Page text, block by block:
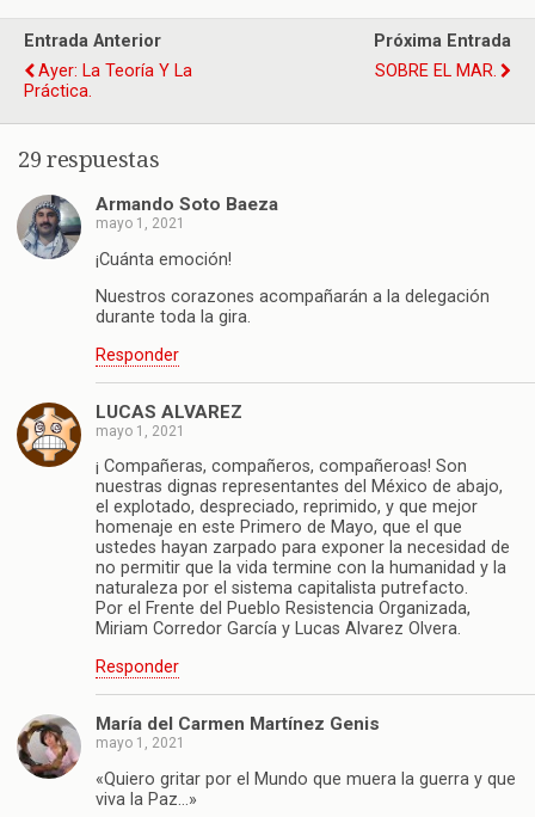
Entrada Anterior
Ayer: La Teoría Y La
Práctica.
Próxima Entrada
SOBRE EL MAR.
29 respuestas
Armando Soto Baeza
mayo 1, 2021
¡Cuánta emoción!
Nuestros corazones acompañarán a la delegación
durante toda la gira.
Responder
LUCAS ALVAREZ
mayo 1, 2021
¡ Compañeras, compañeros, compañeroas! Son
nuestras dignas representantes del México de abajo,
el explotado, despreciado, reprimido, y que mejor
homenaje en este Primero de Mayo, que el que
ustedes hayan zarpado para exponer la necesidad de
no permitir que la vida termine con la humanidad y la
naturaleza por el sistema capitalista putrefacto.
Por el Frente del Pueblo Resistencia Organizada,
Miriam Corredor García y Lucas Alvarez Olvera.
Responder
María del Carmen Martínez Genis
mayo 1, 2021
«Quiero gritar por el Mundo que muera la guerra y que
viva la Paz…»